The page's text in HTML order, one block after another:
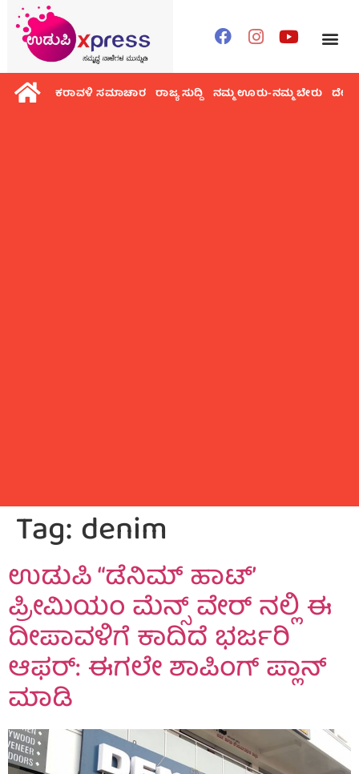
ಕರಾವಳಿ ಸಮಾಚಾರ ರಾಜ್ಯ ಸುದ್ದಿ ನಮ್ಮ ಊರು-ನಮ್ಮ ಬೇರು ದೇಶ
Tag:denim
ಉಡುಪಿ “ಡೆನಿಮ್ ಹಾಟ್’
ಪ್ರೀಮಿಯಂ ಮೆನ್ಸ್ ವೇರ್ ನಲ್ಲಿ ಈ
ದೀಪಾವಳಿಗೆ ಕಾದಿದೆ ಭರ್ಜರಿ
ಆಫರ್: ಈಗಲೇ ಶಾಪಿಂಗ್ ಪ್ಲಾನ್
ಮಾಡಿ